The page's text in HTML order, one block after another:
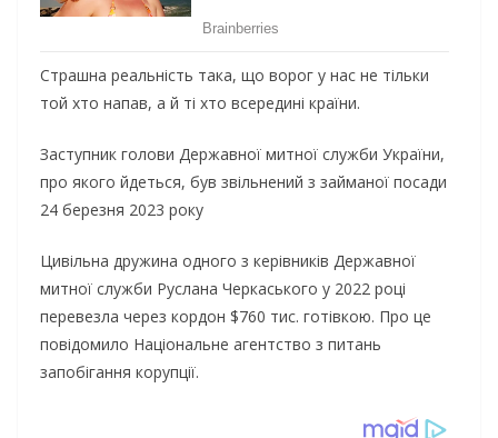
Страшна реальність така, що ворог у нас не тільки
той хто напав, а й ті хто всередині країни.
Заступник голови Державної митної служби України,
про якого йдеться, був звільнений з займаної посади
24 березня 2023 року
Цивільна дружина одного з керівників Державної
митної служби Руслана Черкаського у 2022 році
перевезла через кордон $760 тис. готівкою. Про це
повідомило Національне агентство з питань
запобігання корупції.